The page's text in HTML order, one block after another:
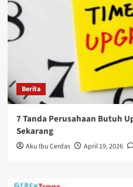
Berita
7 Tanda Perusahaan Butuh
Sekarang
Aku Ibu Cerdas April 19, 2026